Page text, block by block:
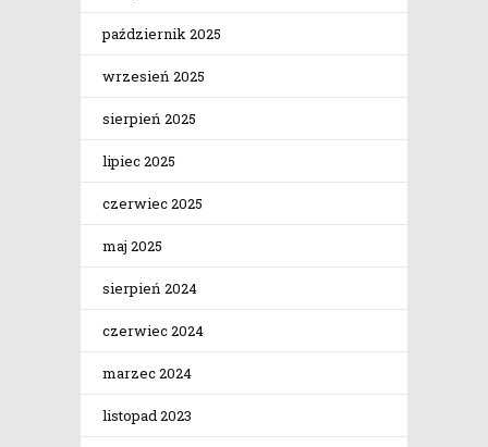
październik 2025
wrzesień 2025
sierpień 2025
lipiec 2025
czerwiec 2025
maj 2025
sierpień 2024
czerwiec 2024
marzec 2024
listopad 2023